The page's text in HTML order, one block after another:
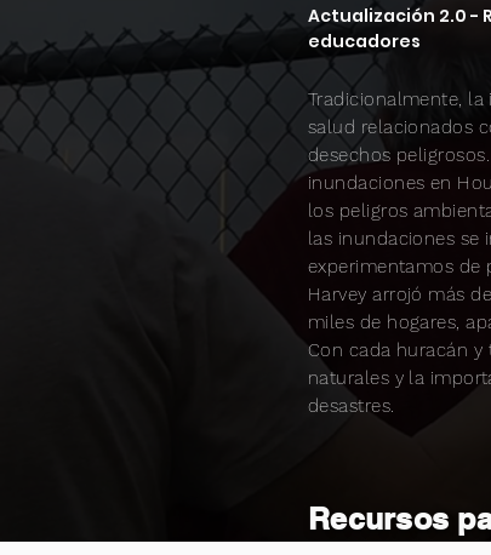
Actualización 2.0 -
educadores
Tradicionalmente,
salud relacionados
desechos
inundaciones en
los peligros
las inundaciones se
experimentamos de
Harvey arrojó más
miles de hogares,
Con cada huracán
naturales y la
desastres.
Recursos